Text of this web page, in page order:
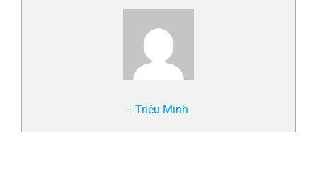
- Triệu Minh